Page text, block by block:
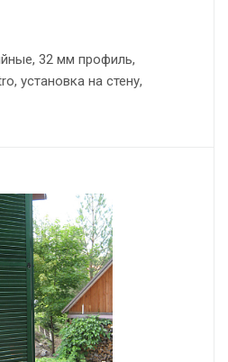
32 мм профиль,
установка на стену,